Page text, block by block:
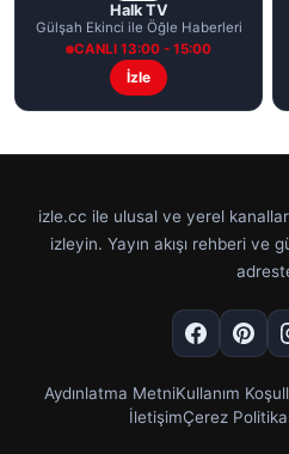
Halk TV
Gülşah Ekinci ile Öğle Haberleri
CANLI 13:00 - 15:00
İzle
izle.cc ile ulusal ve yerel
izleyin. Yayın akışı rehberi ve
Aydınlatma MetniKullanım
İletişimÇerez